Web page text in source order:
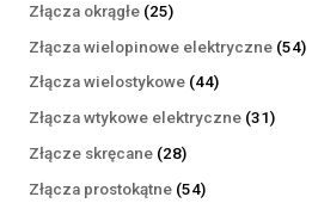
Złącza okrągłe 2525
produktów
Złącza wielopinowe elektryczne 5454
Złącza wielostykowe 4444
produkty
Złącza wtykowe elektryczne 3131
Złącze skręcane 2828
produktów
Złącza prostokątne 5454